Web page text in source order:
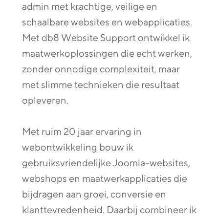
admin met krachtige, veilige en
schaalbare websites en webapplicaties.
Met db8 Website Support ontwikkel ik
maatwerkoplossingen die echt werken,
zonder onnodige complexiteit, maar
met slimme technieken die resultaat
opleveren.
Met ruim 20 jaar ervaring in
webontwikkeling bouw ik
gebruiksvriendelijke Joomla-websites,
webshops en maatwerkapplicaties die
bijdragen aan groei, conversie en
klanttevredenheid. Daarbij combineer ik